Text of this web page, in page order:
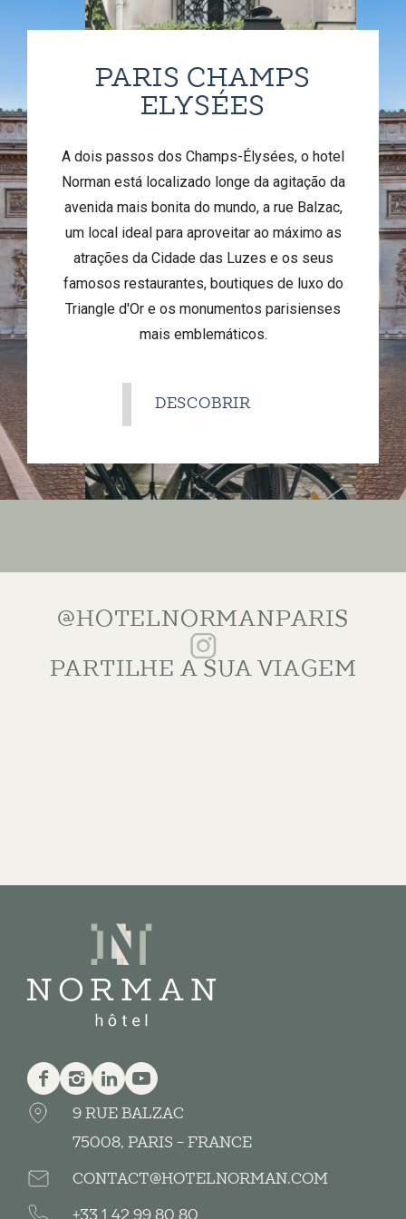
PARIS CHAMPS
ELYSÉES
A dois passos dos Champs-Élysées, o hotel
Norman está localizado longe da agitação da
avenida mais bonita do mundo, a rue Balzac,
um local ideal para aproveitar ao máximo as
atrações da Cidade das Luzes e os seus
famosos restaurantes, boutiques de luxo do
Triangle d'Or e os monumentos parisienses
mais emblemáticos.
DESCOBRIR
@HOTELNORMANPARIS
PARTILHE A SUA VIAGEM
Facebook
InstagramLinkedinYoutube
9 RUE BALZAC
75008, PARIS - FRANCE
CONTACT@HOTELNORMAN.COM